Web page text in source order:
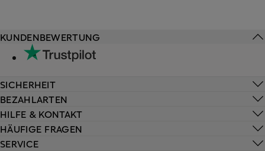
HILFE & KONTAKT
HÄUFIGE FRAGEN
SERVICE
KUNDENBEWERTUNG
SICHERHEIT
BEZAHLARTEN